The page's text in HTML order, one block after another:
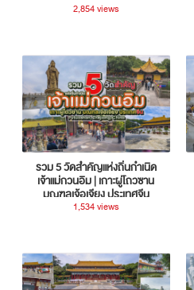
2,854 views
รวม 5 วัดสำคัญแห่งถิ่นกำเนิด
เจ้าแม่กวนอิม | เกาะผู่โถวซาน
มณฑลเจ้อเจียง ประเทศจีน
1,534 views